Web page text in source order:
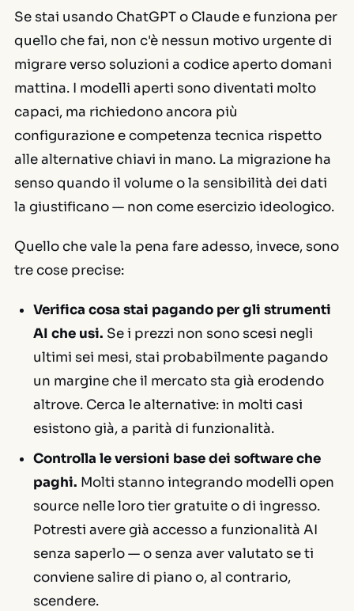
Se stai usando ChatGPT o Claude e funziona per
quello che fai, non c'è nessun motivo urgente di
migrare verso soluzioni a codice aperto domani
mattina. I modelli aperti sono diventati molto
capaci, ma richiedono ancora più
configurazione e competenza tecnica rispetto
alle alternative chiavi in mano. La migrazione ha
senso quando il volume o la sensibilità dei dati
la giustificano — non come esercizio ideologico.
Quello che vale la pena fare adesso, invece, sono
tre cose precise:
Verifica cosa stai pagando per gli strumenti
AI che usi. Se i prezzi non sono scesi negli
ultimi sei mesi, stai probabilmente pagando
un margine che il mercato sta già erodendo
altrove. Cerca le alternative: in molti casi
esistono già, a parità di funzionalità.
Controlla le versioni base dei software che
paghi. Molti stanno integrando modelli open
source nelle loro tier gratuite o di ingresso.
Potresti avere già accesso a funzionalità AI
senza saperlo — o senza aver valutato se ti
conviene salire di piano o, al contrario,
scendere.